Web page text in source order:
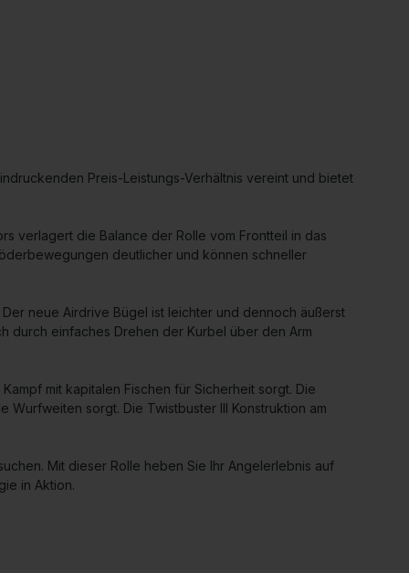
Preis-Leistungs-Verhältnis vereint und bietet
verlagert die Balance der Rolle vom Frontteil in das
deutlicher und können schneller
neue Airdrive Bügel ist leichter und dennoch äußerst
durch einfaches Drehen der Kurbel über den Arm
mit kapitalen Fischen für Sicherheit sorgt. Die
sorgt. Die Twistbuster III Konstruktion am
Mit dieser Rolle heben Sie Ihr Angelerlebnis auf
in Aktion.